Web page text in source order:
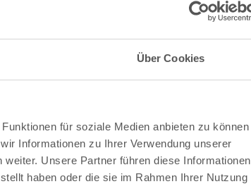
Über Cookies
für soziale Medien anbieten zu können
Informationen zu Ihrer Verwendung unserer
Unsere Partner führen diese Informationen
haben oder die sie im Rahmen Ihrer Nutzung